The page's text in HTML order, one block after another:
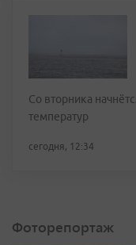
Со вторника
температур
сегодня, 12:34
Фоторепортаж